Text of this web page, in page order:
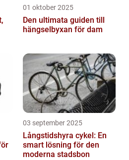
01 oktober 2025
Den ultimata guiden till
hängselbyxan för dam
03 september 2025
Långstidshyra cykel: En
smart lösning för den
moderna stadsbon